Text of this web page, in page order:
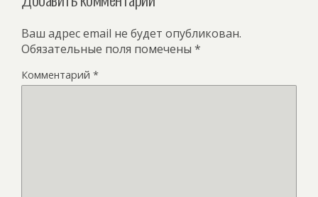
Ваш адрес email не будет опубликован.
Обязательные поля помечены *
Комментарий *